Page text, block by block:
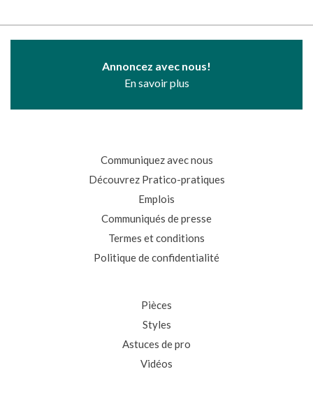
Annoncez avec nous!
En savoir plus
Communiquez avec nous
Découvrez Pratico-pratiques
Emplois
Communiqués de presse
Termes et conditions
Politique de confidentialité
Pièces
Styles
Astuces de pro
Vidéos